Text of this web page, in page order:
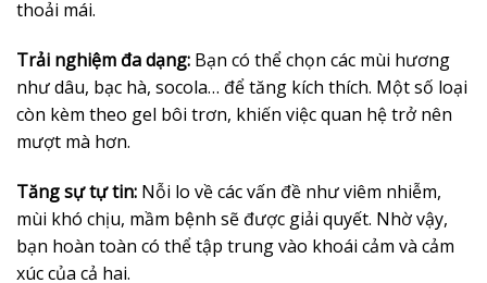
thoải mái.
Trải nghiệm đa dạng: Bạn có thể chọn các mùi hương
như dâu, bạc hà, socola… để tăng kích thích. Một số loại
còn kèm theo gel bôi trơn, khiến việc quan hệ trở nên
mượt mà hơn.
Tăng sự tự tin: Nỗi lo về các vấn đề như viêm nhiễm,
mùi khó chịu, mầm bệnh sẽ được giải quyết. Nhờ vậy,
bạn hoàn toàn có thể tập trung vào khoái cảm và cảm
xúc của cả hai.